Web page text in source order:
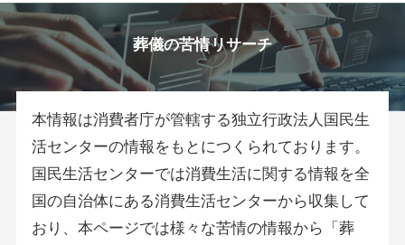
葬儀の苦情リサーチ
本情報は消費者庁が管轄する独立行政法人国民生
活センターの情報をもとにつくられております。
国民生活センターでは消費生活に関する情報を全
国の自治体にある消費生活センターから収集して
おり、本ページでは様々な苦情の情報から「葬